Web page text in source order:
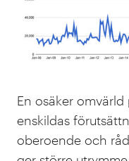
En osäker
enskildas
oberoende och